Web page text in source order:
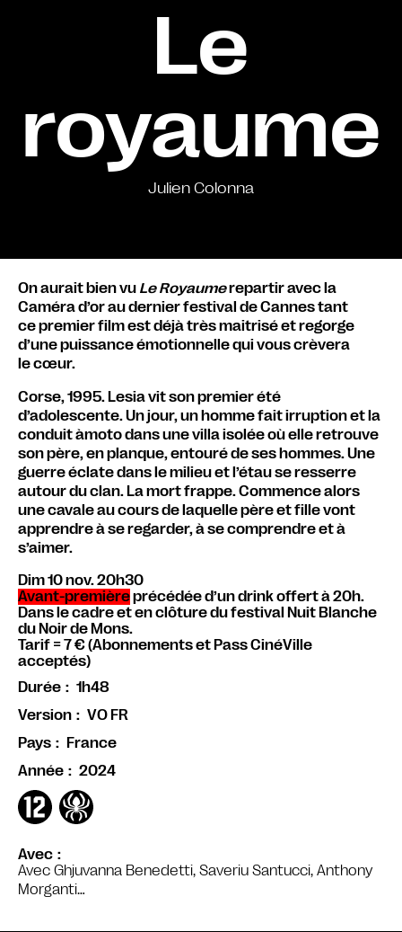
Le
royaume
Julien Colonna
Avec
Avec Ghjuvanna Benedetti, Saveriu Santucci, Anthony
Morganti…
On aurait bien vu Le Royaumerepartir avec la
Caméra d’or au dernier festival de Cannes tant
cepremier film est déjà très maitrisé et regorge
d’une puissance émotionnelle qui vous crèvera
lecœur.
Corse, 1995. Lesia vit son premier été
d’adolescente. Un jour, un homme fait irruption et la
conduit àmoto dans une villa isolée où elle retrouve
son père, en planque, entouré de ses hommes. Une
guerre éclate dans le milieu et l’étau se resserre
autour du clan. La mort frappe. Commence alors
une cavale au cours de laquelle père et fille vont
apprendre à se regarder, à se comprendre et à
s’aimer.
Dim 10 nov. 20h30
Avant-premièreprécédée d’un drink offert à 20h.
Dans le cadre et en clôture du festival Nuit Blanche
du Noir de Mons.
Tarif = 7 € (Abonnements et Pass CinéVille
acceptés)
Durée
1h48
Version
VO FR
Pays
France
Année
2024